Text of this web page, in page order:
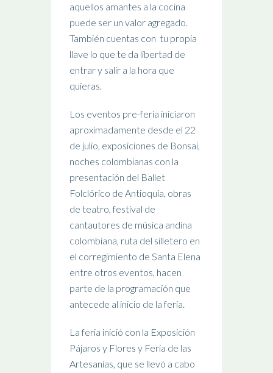
aquellos amantes a la cocina
puede ser un valor agregado.
También cuentas con tu propia
llave lo que te da libertad de
entrar y salir a la hora que
quieras.
Los eventos pre-feria iniciaron
aproximadamente desde el 22
de julio, exposiciones de Bonsai,
noches colombianas con la
presentación del Ballet
Folclórico de Antioquia, obras
de teatro, festival de
cantautores de música andina
colombiana, ruta del silletero en
el corregimiento de Santa Elena
entre otros eventos, hacen
parte de la programación que
antecede al inicio de la feria.
La feria inició con la Exposición
Pájaros y Flores y Feria de las
Artesanías, que se llevó a cabo